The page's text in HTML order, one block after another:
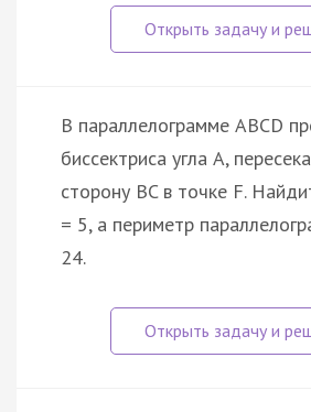
В параллелограмме ABCD
биссектриса угла A,
сторону BC в точке F.
= 5, а периметр
24.